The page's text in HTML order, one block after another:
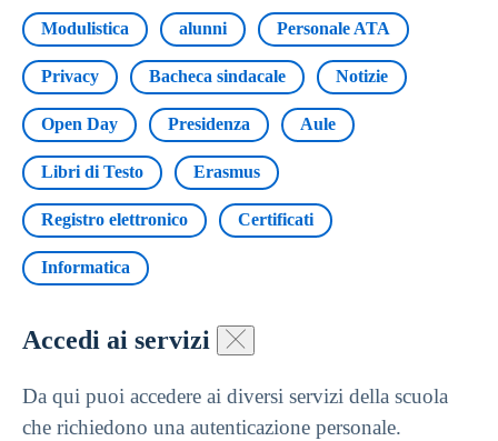
Modulistica alunni Personale ATA
Privacy Bacheca sindacale Notizie
Open Day Presidenza Aule
Libri di Testo Erasmus
Registro elettronico Certificati
Informatica
Accedi ai servizi
Da qui puoi accedere ai diversi servizi della scuola
che richiedono una autenticazione personale.